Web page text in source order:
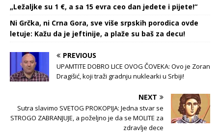
„Ležaljke su 1 €, a sa 15 evra ceo dan jedete i pijete!“
Ni Grčka, ni Crna Gora, sve više srpskih porodica ovde
letuje: Kažu da je jeftinije, a plaže su baš za decu!
PREVIOUS
UPAMTITE DOBRO LICE OVOG ČOVEKA: Ovo je Zoran
Dragišić, koji traži gradnju nuklearki u Srbiji!
NEXT
Sutra slavimo SVETOG PROKOPIJA: Jedna stvar se
STROGO ZABRANJUJE, a poželjno je da se MOLITE za
zdravlje dece